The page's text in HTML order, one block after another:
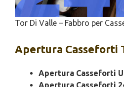
Tor Di Valle – Fabbro per
Apertura Casseforti
Apertura Casseforti
Apertura Casseforti